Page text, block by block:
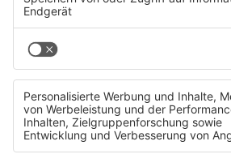
Musterhauspark - ein Tag
Ist es trotz der aktuellen
wirtschaftlichen/finanziellen
zu bauen?